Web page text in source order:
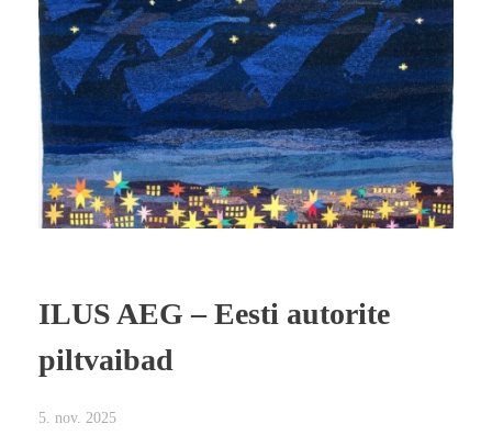
ILUS AEG – Eesti autorite
piltvaibad
5. nov. 2025